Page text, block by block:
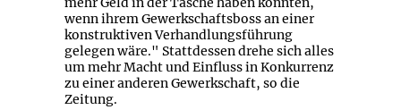
wenn ihrem Gewerkschaftsboss an einer
konstruktiven Verhandlungsführung
gelegen wäre." Stattdessen drehe sich alles
um mehr Macht und Einfluss in Konkurrenz
zu einer anderen Gewerkschaft, so die
Zeitung.